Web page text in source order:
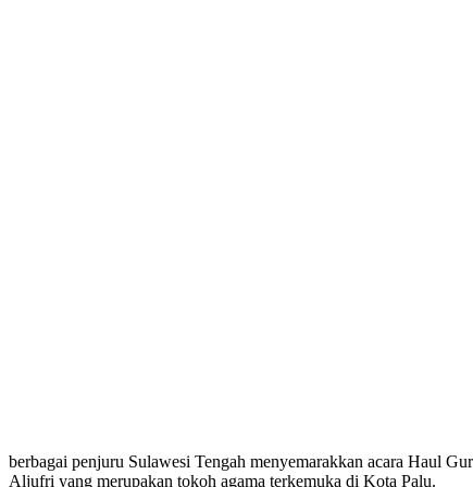
berbagai penjuru Sulawesi Tengah menyemarakkan acara Haul
Aljufri yang merupakan tokoh agama terkemuka di Kota Palu.